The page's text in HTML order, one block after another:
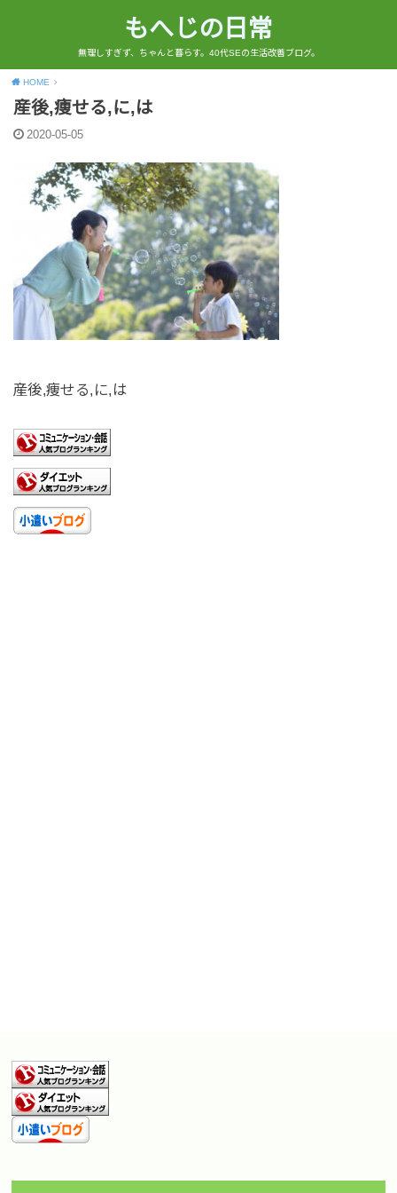
もへじの日常
無理しすぎず、ちゃんと暮らす。40代SEの生活改善ブログ。
HOME
産後,痩せる,に,は
2020-05-05
産後,痩せる,に,は